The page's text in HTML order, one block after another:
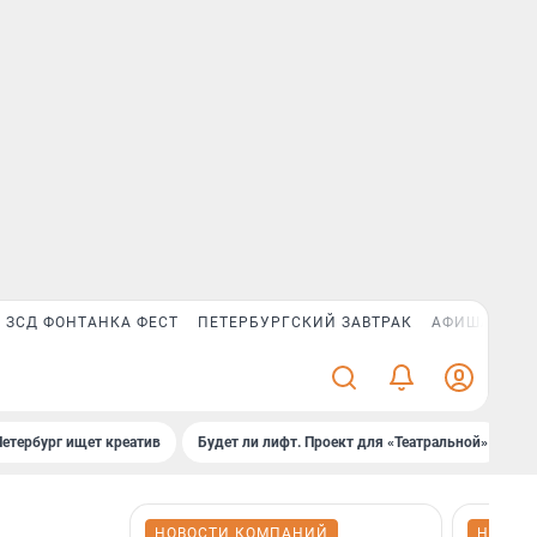
ЗСД ФОНТАНКА ФЕСТ ПЕТЕРБУРГСКИЙ ЗАВТРАК АФИША PLUS
ищет креатив Будет ли лифт. Проект для «Театральной»
НОВОСТИ КОМПАНИЙ